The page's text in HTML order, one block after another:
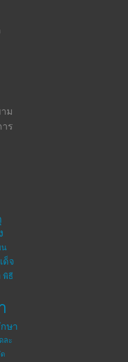
ม
ร
ด็จ
พิธี
ษา
ละ